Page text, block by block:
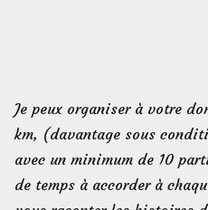
Je peux organiser à votre
km, (davantage sous
avec un minimum de 10
de temps à accorder à